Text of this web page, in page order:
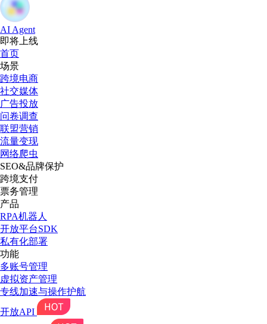
AI Agent
即将上线
首页
场景
跨境电商
社交媒体
广告投放
问卷调查
联盟营销
流量变现
网络爬虫
SEO&品牌保护
跨境支付
票务管理
产品
RPA机器人
开放平台SDK
私有化部署
功能
多账号管理
虚拟资产管理
专线加速与操作护航
开放API